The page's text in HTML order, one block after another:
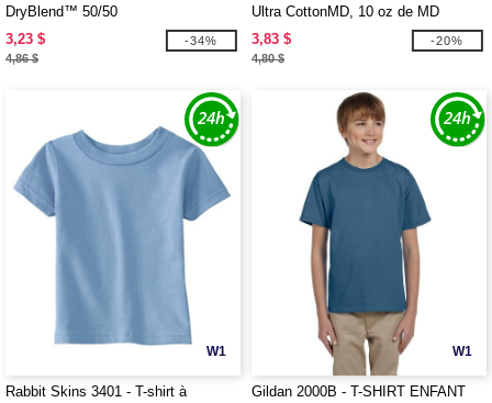
DryBlend™ 50/50
3,23 $
4,86 $
-34%
Ultra CottonMD, 10 oz de MD
(2000B)
3,83 $
4,80 $
-20%
W1
Rabbit Skins 3401 - T-shirt à
W1
Gildan 2000B - T-SHIRT ENFANT